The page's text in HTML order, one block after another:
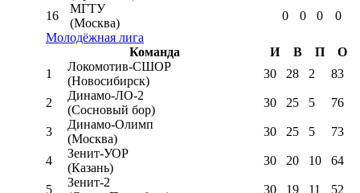
16
МГТУ
(Москва)
0 0 0
0
Молодёжная лига
Команда
И В П
О
1
Локомотив-CШОР
(Новосибирск)
30 28 2 83
2
Динамо-ЛО-2
(Сосновый бор)
30 25 5 76
3
Динамо-Олимп
(Москва)
30 25 5 73
4
Зенит-УОР
(Казань)
30 20 10 64
5
Зенит-2
30 19 11 52